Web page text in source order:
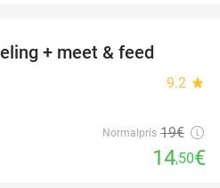
+ meet & feed
9.2 star
Normalpris 19€
14,50€